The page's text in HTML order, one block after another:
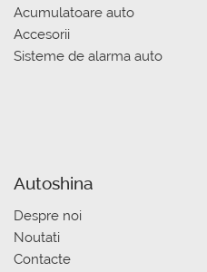
Acumulatoare auto
Accesorii
Sisteme de alarma auto
Autoshina
Despre noi
Noutati
Contacte